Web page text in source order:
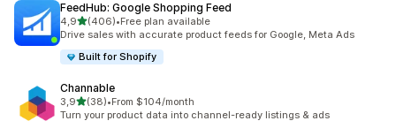
FeedHub: Google Shopping Feed
4,9av 5 stjerner
(406)
Totalt 406 omtaler
•Free plan available
Drive sales with accurate product feeds for Google, Meta Ads
Built for Shopify
Channable
3,9av 5 stjerner
(38)
Totalt 38 omtaler
•From $104/month
Turn your product data into channel-ready listings & ads